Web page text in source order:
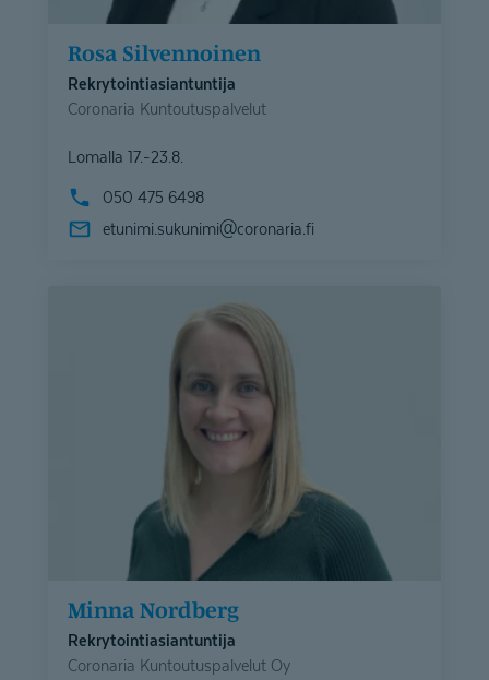
Rosa Silvennoinen
Rekrytointiasiantuntija
Coronaria Kuntoutuspalvelut
Lomalla 17.-23.8.
050 475 6498
etunimi.sukunimi@coronaria.fi
Minna Nordberg
Rekrytointiasiantuntija
Coronaria Kuntoutuspalvelut Oy